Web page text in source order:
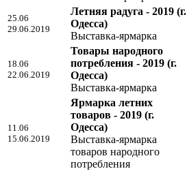
25.06
29.06.2019
Летняя радуга - 2019 (г.
Одесса)
Выставка-ярмарка
18.06
22.06.2019
Товары народного
потребления - 2019 (г.
Одесса)
Выставка-ярмарка
11.06
15.06.2019
Ярмарка летних
товаров - 2019 (г.
Одесса)
Выставка-ярмарка
товаров народного
потребления